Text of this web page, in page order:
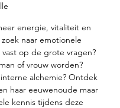
energie, vitaliteit en
naar emotionele
vast op de grote vragen?
of vrouw worden?
alchemie? Ontdek
haar eeuwenoude maar
kennis tijdens deze